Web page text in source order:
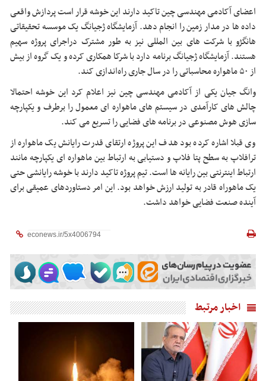
اعضای آکادمی مهندسی چین تاکید دارند این خوشه قرار است پردازش واقعی
داده ها در مدار زمین را انجام دهد. آزمایشگاه ژجیانگ یک موسسه تحقیقاتی
هانگژو با شرکت های بین المللی نیز به طور مشترک دراجرای پروژه سهیم
هستند. آزمایشگاه ژجیانگ برنامه دارد با شرکا همکاری کرده و یک گروه از بیش
از ۵۰ ماهواره محاسباتی را در سال جاری راه‌اندازی کند.
وانگ جیان یکی از آکادمی مهندسی چین نیز اعلام کرد این خوشه احتمالا
چالش های کارآمدی در سیستم های ماهواره ای معمول را برطرف و یکپارچه
سازی هوش مصنوعی در برنامه های فضایی را تسریع می کند.
وی قبلا اشاره کرده بود هدف این پروژه ارتقای قدرت رایانش یک ماهواره از
ترافلاپ به سطح پتا فلاپ و دستیابی به ارتباط بین ماهواره ای یکپارچه مانند
ارتباط اینترنتی بین رایانه ها است. تیم پروژه تاکید دارند با خوشه رایانشی حتی
یک ماهوراه قادر به تولید ارزش خواهد بود. این امر دستاوردهای عمیقی برای
آینده صنعت فضایی خواهد داشت.
اخبار مرتبط